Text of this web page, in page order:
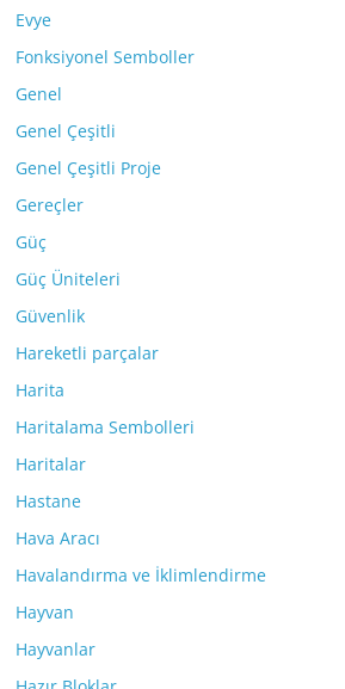
Evye
Fonksiyonel Semboller
Genel
Genel Çeşitli
Genel Çeşitli Proje
Gereçler
Güç
Güç Üniteleri
Güvenlik
Hareketli parçalar
Harita
Haritalama Sembolleri
Haritalar
Hastane
Hava Aracı
Havalandırma ve İklimlendirme
Hayvan
Hayvanlar